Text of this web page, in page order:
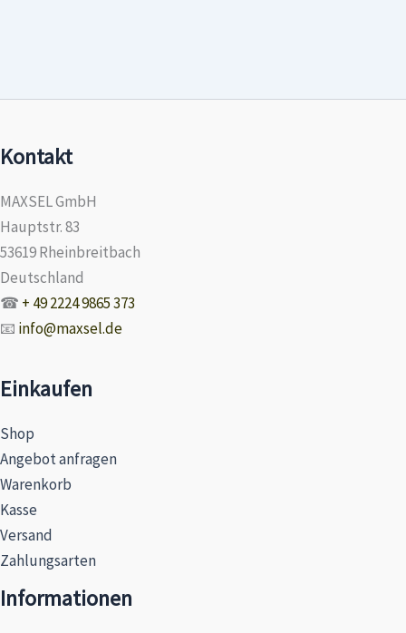
Kontakt
MAXSEL GmbH
Hauptstr. 83
53619 Rheinbreitbach
Deutschland
☎ + 49 2224 9865 373
📧 info@maxsel.de
Einkaufen
Shop
Angebot anfragen
Warenkorb
Kasse
Versand
Zahlungsarten
Informationen